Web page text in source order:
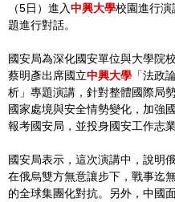
（5日）進入中興大學校園進行演
題進行對話。
國安局為深化國安單位與大學院
蔡明彥出席國立中興大學 「法政
析」專題演講，針對整體國際局
國家處境與安全情勢變化，加強
報考國安局，並投身國安工作志
國安局表示，這次演講中，說明
在俄烏雙方無意讓步下，戰事迄
的全球集團化對抗。另外，中國